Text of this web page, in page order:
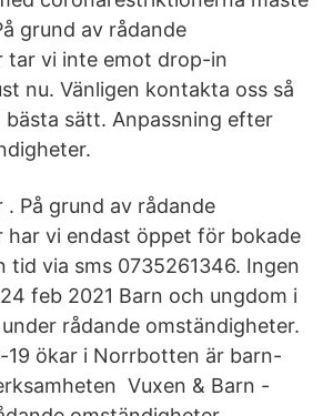
grund av rådande
tar vi inte emot drop-in
nu. Vänligen kontakta oss så
bästa sätt. Anpassning efter
. På grund av rådande
har vi endast öppet för bokade
tid via sms 0735261346. Ingen
feb 2021 Barn och ungdom i
rådande omständigheter.
19 ökar i Norrbotten är barn-
Vuxen & Barn -